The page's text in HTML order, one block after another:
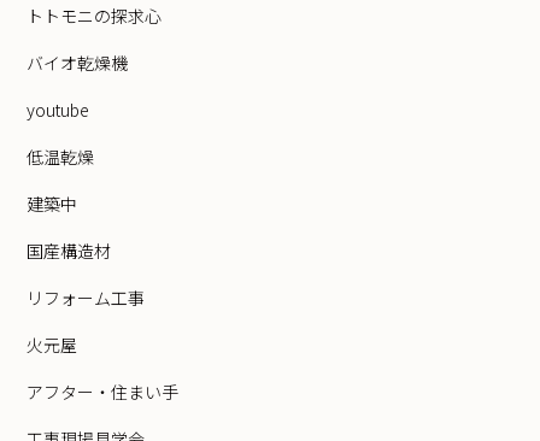
トトモニの探求心
バイオ乾燥機
youtube
低温乾燥
建築中
国産構造材
リフォーム工事
火元屋
アフター・住まい手